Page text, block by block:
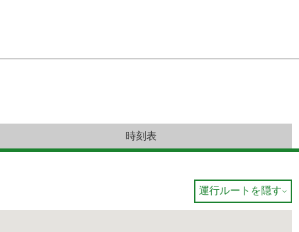
時刻表
運行ルートを隠す